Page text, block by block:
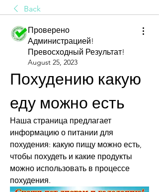
Back
Проверено
Администрацией!
Превосходный Результат!
August 25, 2023
Похудению какую
еду можно есть
Наша страница предлагает
информацию о питании для
похудения: какую пищу можно есть,
чтобы похудеть и какие продукты
можно использовать в процессе
похудения.